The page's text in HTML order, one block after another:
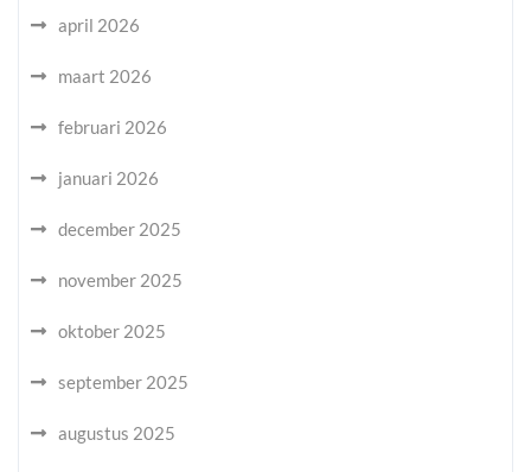
april 2026
maart 2026
februari 2026
januari 2026
december 2025
november 2025
oktober 2025
september 2025
augustus 2025